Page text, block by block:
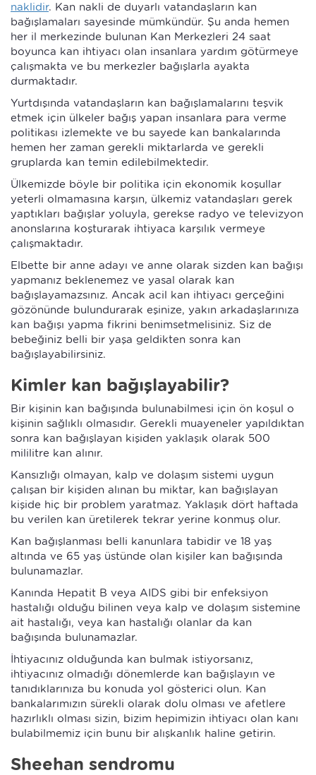
naklidir. Kan nakli de duyarlı vatandaşların kan
bağışlamaları sayesinde mümkündür. Şu anda hemen
her il merkezinde bulunan Kan Merkezleri 24 saat
boyunca kan ihtiyacı olan insanlara yardım götürmeye
çalışmakta ve bu merkezler bağışlarla ayakta
durmaktadır.
Yurtdışında vatandaşların kan bağışlamalarını teşvik
etmek için ülkeler bağış yapan insanlara para verme
politikası izlemekte ve bu sayede kan bankalarında
hemen her zaman gerekli miktarlarda ve gerekli
gruplarda kan temin edilebilmektedir.
Ülkemizde böyle bir politika için ekonomik koşullar
yeterli olmamasına karşın, ülkemiz vatandaşları gerek
yaptıkları bağışlar yoluyla, gerekse radyo ve televizyon
anonslarına koşturarak ihtiyaca karşılık vermeye
çalışmaktadır.
Elbette bir anne adayı ve anne olarak sizden kan bağışı
yapmanız beklenemez ve yasal olarak kan
bağışlayamazsınız. Ancak acil kan ihtiyacı gerçeğini
gözönünde bulundurarak eşinize, yakın arkadaşlarınıza
kan bağışı yapma fikrini benimsetmelisiniz. Siz de
bebeğiniz belli bir yaşa geldikten sonra kan
bağışlayabilirsiniz.
Kimler kan bağışlayabilir?
Bir kişinin kan bağışında bulunabilmesi için ön koşul o
kişinin sağlıklı olmasıdır. Gerekli muayeneler yapıldıktan
sonra kan bağışlayan kişiden yaklaşık olarak 500
mililitre kan alınır.
Kansızlığı olmayan, kalp ve dolaşım sistemi uygun
çalışan bir kişiden alınan bu miktar, kan bağışlayan
kişide hiç bir problem yaratmaz. Yaklaşık dört haftada
bu verilen kan üretilerek tekrar yerine konmuş olur.
Kan bağışlanması belli kanunlara tabidir ve 18 yaş
altında ve 65 yaş üstünde olan kişiler kan bağışında
bulunamazlar.
Kanında Hepatit B veya AIDS gibi bir enfeksiyon
hastalığı olduğu bilinen veya kalp ve dolaşım sistemine
ait hastalığı, veya kan hastalığı olanlar da kan
bağışında bulunamazlar.
İhtiyacınız olduğunda kan bulmak istiyorsanız,
ihtiyacınız olmadığı dönemlerde kan bağışlayın ve
tanıdıklarınıza bu konuda yol gösterici olun. Kan
bankalarımızın sürekli olarak dolu olması ve afetlere
hazırlıklı olması sizin, bizim hepimizin ihtiyacı olan kanı
bulabilmemiz için bunu bir alışkanlık haline getirin.
Sheehan sendromu